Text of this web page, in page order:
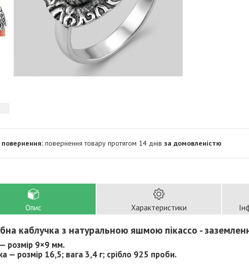
повернення товару протягом 14 днів за домовленістю
Опис Характеристики
каблучка з натуральною яшмою пікассо -
розмір 9×9 мм.
— розмір 16,5; вага 3,4 г; срібло 925 проби.